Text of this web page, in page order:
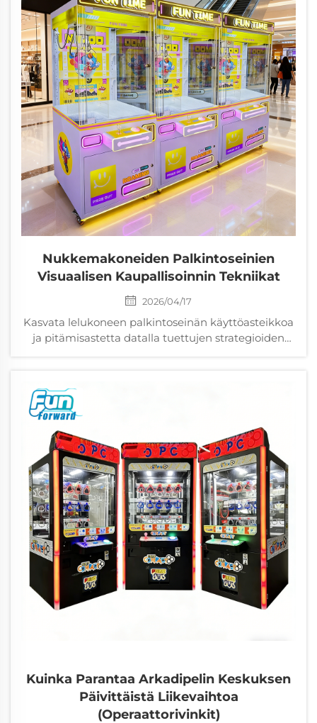
Nukkemakoneiden Palkintoseinien
Visuaalisen Kaupallisoinnin Tekniikat
2026/04/17
Kasvata lelukoneen palkintoseinän käyttöasteikkoa
ja pitämisastetta datalla tuettujen strategioiden
Kuinka Parantaa Arkadipelin Keskuksen
Päivittäistä Liikevaihtoa
(operaattorivinkit)